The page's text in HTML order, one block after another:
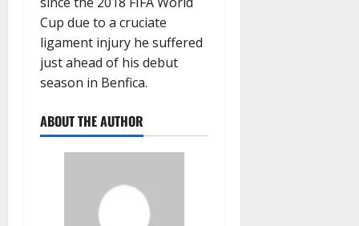
Cup due to a cruciate
ligament injury he suffered
just ahead of his debut
season in Benfica.
ABOUT THE AUTHOR